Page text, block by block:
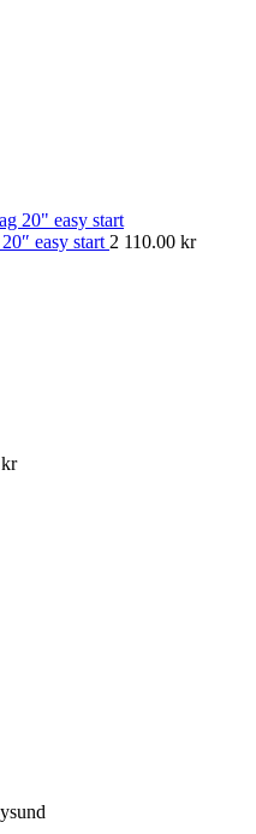
easy start2 110.00 kr
kr